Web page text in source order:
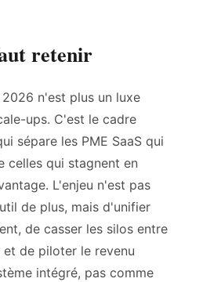
retenir
2026 n'est plus un luxe
ups. C'est le cadre
sépare les PME SaaS qui
celles qui stagnent en
L'enjeu n'est pas
de plus, mais d'unifier
de casser les silos entre
de piloter le revenu
intégré, pas comme